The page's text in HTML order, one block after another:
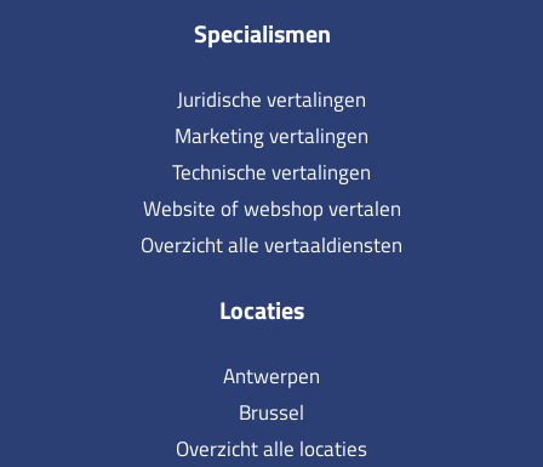
Specialismen
Juridische vertalingen
Marketing vertalingen
Technische vertalingen
Website of webshop vertalen
Overzicht alle vertaaldiensten
Locaties
Antwerpen
Brussel
Overzicht alle locaties